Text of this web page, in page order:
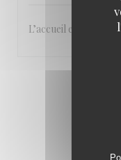
L’accueil et le